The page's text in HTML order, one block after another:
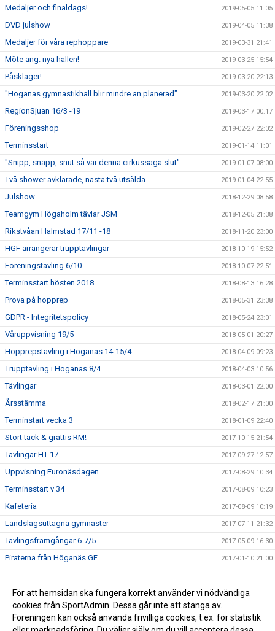
Medaljer och finaldags! 2019-05-05 11:05
DVD julshow 2019-04-05 11:38
Medaljer för våra rephoppare 2019-03-31 21:41
Möte ang. nya hallen! 2019-03-25 15:54
Påskläger! 2019-03-20 22:13
"Höganäs gymnastikhall blir mindre än planerad" 2019-03-20 22:02
RegionSjuan 16/3 -19 2019-03-17 00:17
Föreningsshop 2019-02-27 22:02
Terminsstart 2019-01-14 11:01
"Snipp, snapp, snut så var denna cirkussaga slut" 2019-01-07 08:00
Två shower avklarade, nästa två utsålda 2019-01-04 22:55
Julshow 2018-12-29 08:58
Teamgym Högaholm tävlar JSM 2018-12-05 21:38
Rikstvåan Halmstad 17/11 -18 2018-11-20 23:00
HGF arrangerar trupptävlingar 2018-10-19 15:52
Föreningstävling 6/10 2018-10-07 22:51
Terminsstart hösten 2018 2018-08-13 16:28
Prova på hopprep 2018-05-31 23:38
GDPR - Integritetspolicy 2018-05-24 23:01
Våruppvisning 19/5 2018-05-01 20:27
Hopprepstävling i Höganäs 14-15/4 2018-04-09 09:23
Trupptävling i Höganäs 8/4 2018-04-03 10:56
Tävlingar 2018-03-01 22:00
Årsstämma 2018-02-17 21:00
Terminstart vecka 3 2018-01-09 22:40
Stort tack & grattis RM! 2017-10-15 21:54
Tävlingar HT-17 2017-09-27 12:57
Uppvisning Euronäsdagen 2017-08-29 10:34
Terminsstart v 34 2017-08-09 10:23
Kafeteria 2017-08-09 10:19
Landslagsuttagna gymnaster 2017-07-11 21:32
Tävlingsframgångar 6-7/5 2017-05-09 16:30
Piraterna från Höganäs GF 2017-01-10 21:00
Swish 2015-08-31 14:03
Höganäs GF på Facebook 2015-07-13 09:48
För att hemsidan ska fungera korrekt använder vi nödvändiga
cookies från SportAdmin. Dessa går inte att stänga av.
Föreningen kan också använda frivilliga cookies, t.ex. för statistik